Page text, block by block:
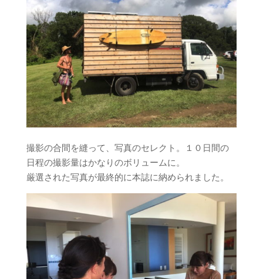
撮影の合間を縫って、写真のセレクト。１０日間の
日程の撮影量はかなりのボリュームに。
厳選された写真が最終的に本誌に納められました。